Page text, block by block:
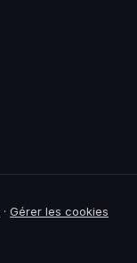
· Gérer les cookies